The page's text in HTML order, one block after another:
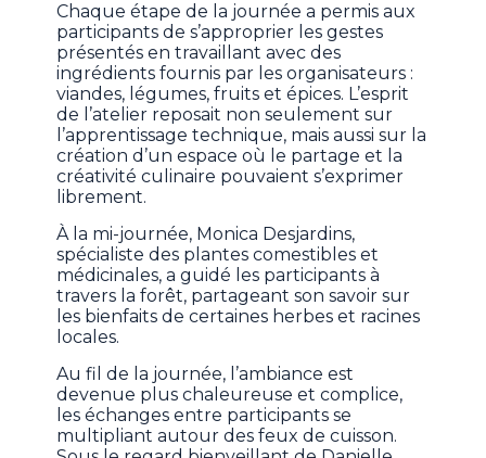
Chaque étape de la journée a permis aux
participants de s’approprier les gestes
présentés en travaillant avec des
ingrédients fournis par les organisateurs :
viandes, légumes, fruits et épices. L’esprit
de l’atelier reposait non seulement sur
l’apprentissage technique, mais aussi sur la
création d’un espace où le partage et la
créativité culinaire pouvaient s’exprimer
librement.
À la mi-journée, Monica Desjardins,
spécialiste des plantes comestibles et
médicinales, a guidé les participants à
travers la forêt, partageant son savoir sur
les bienfaits de certaines herbes et racines
locales.
Au fil de la journée, l’ambiance est
devenue plus chaleureuse et complice,
les échanges entre participants se
multipliant autour des feux de cuisson.